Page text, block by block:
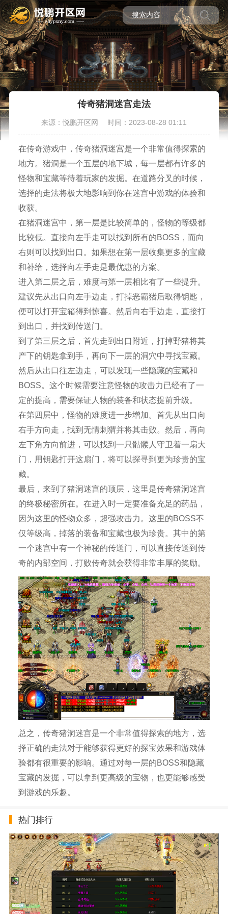
传奇猪洞迷宫走法
来源：悦鹏开区网 时间：2023-08-28 01:11
在传奇游戏中，传奇猪洞迷宫是一个非常值得探索的
地方。猪洞是一个五层的地下城，每一层都有许多的
怪物和宝藏等待着玩家的发掘。在道路分叉的时候，
选择的走法将极大地影响到你在迷宫中游戏的体验和
收获。
在猪洞迷宫中，第一层是比较简单的，怪物的等级都
比较低。直接向左手走可以找到所有的BOSS，而向
右则可以找到出口。如果想在第一层收集更多的宝藏
和补给，选择向左手走是最优惠的方案。
进入第二层之后，难度与第一层相比有了一些提升。
建议先从出口向左手边走，打掉恶霸猪后取得钥匙，
便可以打开宝箱得到惊喜。然后向右手边走，直接打
到出口，并找到传送门。
到了第三层之后，首先走到出口附近，打掉野猪将其
产下的钥匙拿到手，再向下一层的洞穴中寻找宝藏。
然后从出口往左边走，可以发现一些隐藏的宝藏和
BOSS。这个时候需要注意怪物的攻击力已经有了一
定的提高，需要保证人物的装备和状态提前升级。
在第四层中，怪物的难度进一步增加。首先从出口向
右手方向走，找到无情刺猬并将其击败。然后，再向
左下角方向前进，可以找到一只骷髅人守卫着一扇大
门，用钥匙打开这扇门，将可以探寻到更为珍贵的宝
藏。
最后，来到了猪洞迷宫的顶层，这里是传奇猪洞迷宫
的终极秘密所在。在进入时一定要准备充足的药品，
因为这里的怪物众多，超强攻击力。这里的BOSS不
仅等级高，掉落的装备和宝藏也极为珍贵。其中的第
一个迷宫中有一个神秘的传送门，可以直接传送到传
奇的内部空间，打败传奇就会获得非常丰厚的奖励。
总之，传奇猪洞迷宫是一个非常值得探索的地方，选
择正确的走法对于能够获得更好的探宝效果和游戏体
验都有很重要的影响。通过对每一层的BOSS和隐藏
宝藏的发掘，可以拿到更高级的宝物，也更能够感受
到游戏的乐趣。
热门排行